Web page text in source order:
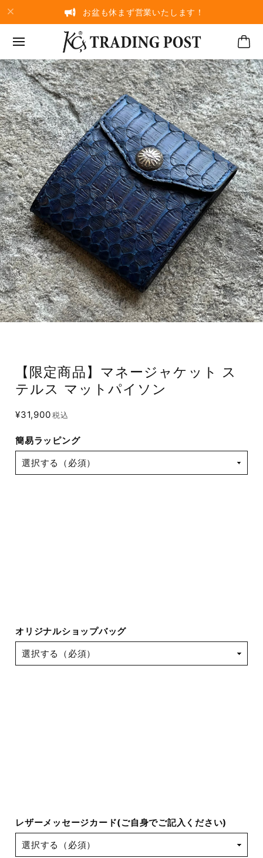
お盆も休まず営業いたします！
【限定商品】マネージャケット ス
テルス マットパイソン
¥31,900 税込
簡易ラッピング
オリジナルショップバッグ
レザーメッセージカード(ご自身でご記入ください)